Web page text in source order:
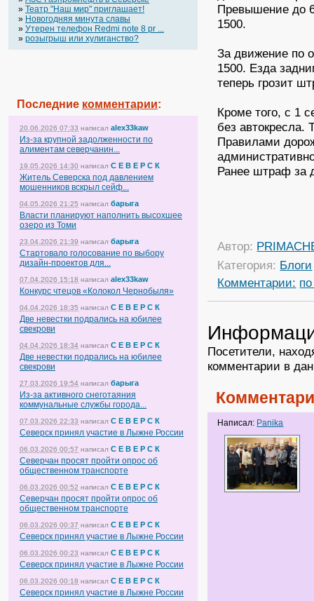
» Театр "Наш мир" приглашает!
» Новогодняя минута славы
» Утерен телефон Redmi note 8 pr ...
» розыгрыш или хулиганство?
Последние комментарии:
20.06.2026 07:33 написал alex33kaw
Из-за крупной задолженности по
алиментам северчанин...
19.05.2026 14:30 написал С Е В Е Р С К
Житель Северска под давлением
мошенников вскрыл сейф...
04.05.2026 21:25 написал барыга
Власти планируют наполнить высохшее
озеро из Томи
23.04.2026 21:39 написал барыга
Стартовало голосование по выбору
дизайн-проектов для...
07.04.2026 15:18 написал alex33kaw
Конкурс чтецов «Колокол Чернобыля»
04.04.2026 18:35 написал С Е В Е Р С К
Две невестки подрались на юбилее
свекрови
04.04.2026 18:34 написал С Е В Е Р С К
Две невестки подрались на юбилее
свекрови
27.03.2026 19:54 написал барыга
Из-за активного снеготаяния
коммунальные службы города...
07.03.2026 22:33 написал С Е В Е Р С К
Северск принял участие в Лыжне России
06.03.2026 00:57 написал С Е В Е Р С К
Северчан просят пройти опрос об
общественном транспорте
06.03.2026 00:52 написал С Е В Е Р С К
Северчан просят пройти опрос об
общественном транспорте
06.03.2026 00:37 написал С Е В Е Р С К
Северск принял участие в Лыжне России
06.03.2026 00:23 написал С Е В Е Р С К
Северск принял участие в Лыжне России
06.03.2026 00:18 написал С Е В Е Р С К
Северск принял участие в Лыжне России
Превышение до
1500.
За движение по
1500. Езда
теперь грозит
Кроме того, с 1
без автокресла.
Правилами
Ранее штраф за
Автор:
Категория: Блоги
Комментарии:
Посетители,
комментарии в
Написал: Panika